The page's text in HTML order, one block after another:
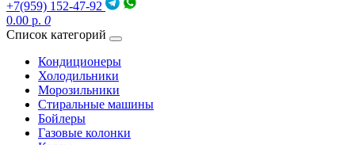
+7(959) 152-47-92
0.00 р. 0
Список категорий
Кондиционеры
Холодильники
Морозильники
Стиральные машины
Бойлеры
Газовые колонки